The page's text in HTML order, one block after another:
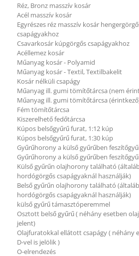
Réz, Bronz masszív kosár
Acél masszív kosár
Egyrészes réz masszív kosár
csapágyakhoz
Csavarkosár kúpgörgős csapágyakhoz
Acéllemez kosár
Műanyag kosár - Polyamid
Műanyag kosár - Textil, Textilbakelit
Kosár nélküli csapágy
Műanyag ill. gumi tömítőtárcsa (nem
Műanyag ill. gumi tömítőtárcsa
Fém tömítőtárcsa
Kiszerelhető fedőtárcsa
Kúpos belsőgyűrű furat, 1:12 kúp
Kúpos belsőgyűrű furat, 1:30 kúp
Gyűrűhorony a külső gyűrűben
Gyűrűhorony a külső gyűrűben
Külső gyűrűn olajhorony található
hordógörgős csapágyaknál használják)
Belső gyűrűn olajhorony található
hordógörgős csapágyaknál használják)
külső gyűrű támasztóperemmel
Osztott belső gyűrű ( néhány esetben
jelent)
Olajfuratokkal ellátott csapágy ( néhány
D-vel is jelölik )
O-elrendezés